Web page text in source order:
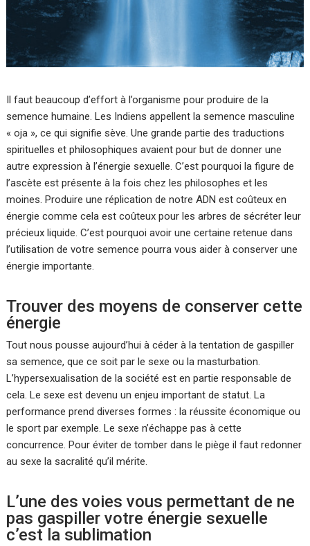
Il faut beaucoup d’effort à l’organisme pour produire de la
semence humaine. Les Indiens appellent la semence masculine
« oja », ce qui signifie sève. Une grande partie des traductions
spirituelles et philosophiques avaient pour but de donner une
autre expression à l’énergie sexuelle. C’est pourquoi la figure de
l’ascète est présente à la fois chez les philosophes et les
moines. Produire une réplication de notre ADN est coûteux en
énergie comme cela est coûteux pour les arbres de sécréter leur
précieux liquide. C’est pourquoi avoir une certaine retenue dans
l’utilisation de votre semence pourra vous aider à conserver une
énergie importante.
Trouver des moyens de conserver cette
énergie
Tout nous pousse aujourd’hui à céder à la tentation de gaspiller
sa semence, que ce soit par le sexe ou la masturbation.
L’hypersexualisation de la société est en partie responsable de
cela. Le sexe est devenu un enjeu important de statut. La
performance prend diverses formes : la réussite économique ou
le sport par exemple. Le sexe n’échappe pas à cette
concurrence. Pour éviter de tomber dans le piège il faut redonner
au sexe la sacralité qu’il mérite.
L’une des voies vous permettant de ne
pas gaspiller votre énergie sexuelle
c’est la sublimation